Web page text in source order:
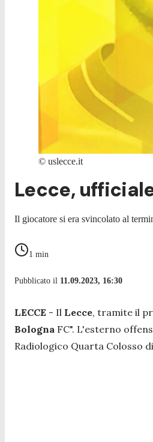
© uslecce.it
Lecce,
Il giocatore si era svincolato al
1 min
Pubblicato il 11.09.2023, 16:30
LECCE - Il Lecce, tramite il
Bologna FC". L'esterno
Radiologico Quarta Colosso